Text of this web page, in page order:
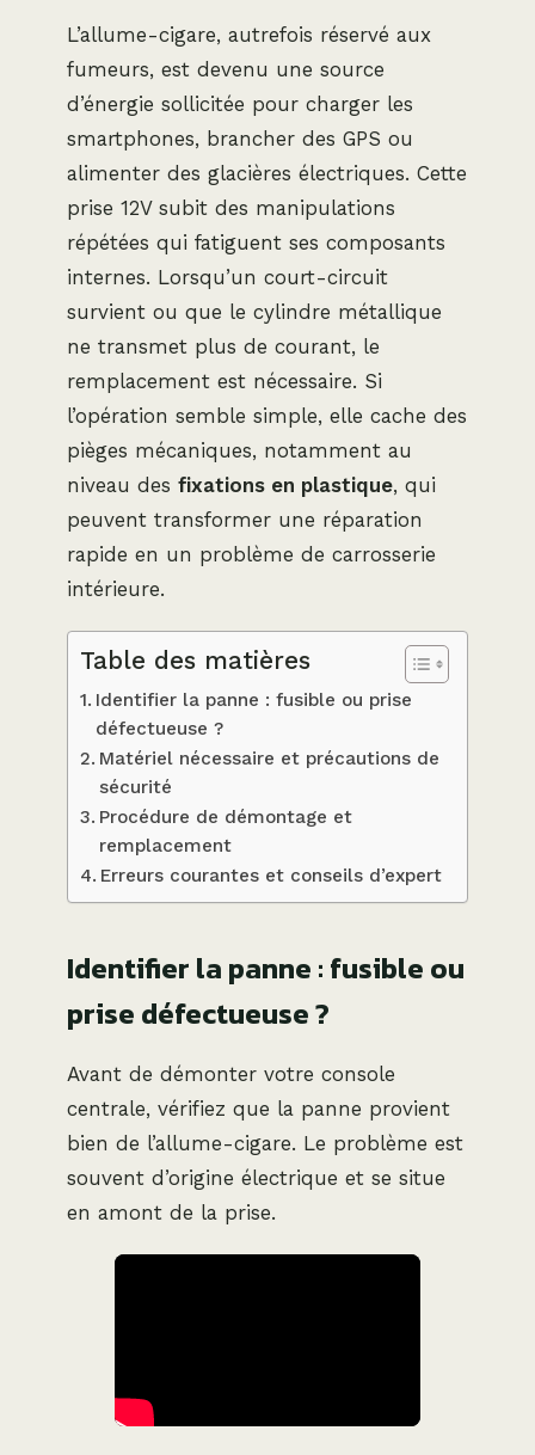
L’allume-cigare, autrefois réservé aux
fumeurs, est devenu une source
d’énergie sollicitée pour charger les
smartphones, brancher des GPS ou
alimenter des glacières électriques. Cette
prise 12V subit des manipulations
répétées qui fatiguent ses composants
internes. Lorsqu’un court-circuit
survient ou que le cylindre métallique
ne transmet plus de courant, le
remplacement est nécessaire. Si
l’opération semble simple, elle cache des
pièges mécaniques, notamment au
niveau des fixations en plastique, qui
peuvent transformer une réparation
rapide en un problème de carrosserie
intérieure.
Table des matières
Identifier la panne : fusible ou prise
défectueuse ?
Matériel nécessaire et précautions de
sécurité
Procédure de démontage et
remplacement
Erreurs courantes et conseils d’expert
Identifier la panne : fusible ou
prise défectueuse ?
Avant de démonter votre console
centrale, vérifiez que la panne provient
bien de l’allume-cigare. Le problème est
souvent d’origine électrique et se situe
en amont de la prise.